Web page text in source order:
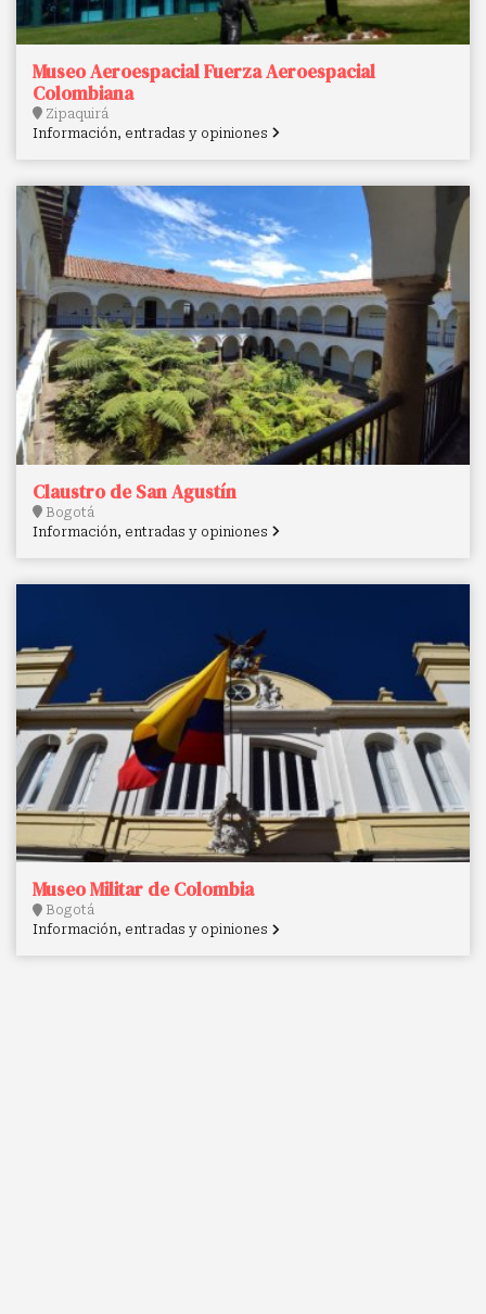
Museo Aeroespacial Fuerza Aeroespacial
Colombiana
Zipaquirá
Información, entradas y opiniones
Claustro de San Agustín
Bogotá
Información, entradas y opiniones
Museo Militar de Colombia
Bogotá
Información, entradas y opiniones